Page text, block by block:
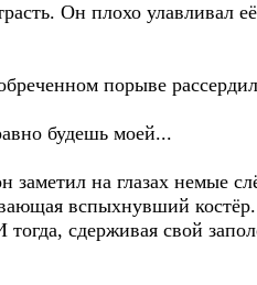
Он плохо улавливал
порыве
будешь моей...
на глазах немые
вспыхнувший
сдерживая свой